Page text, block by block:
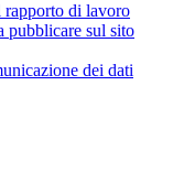
rapporto di lavoro
pubblicare sul sito
dei dati